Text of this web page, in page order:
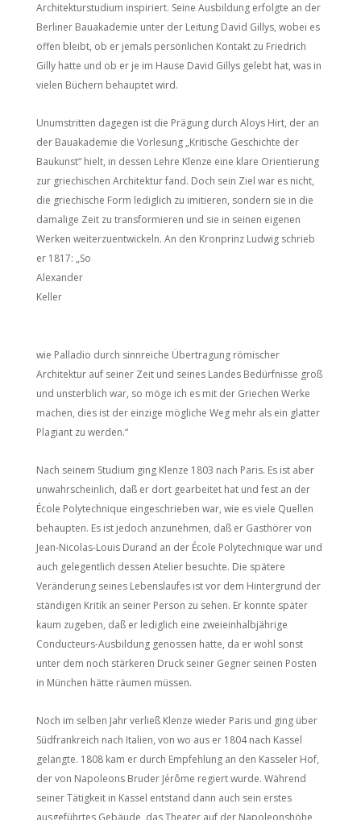
Architekturstudium inspiriert. Seine Ausbildung erfolgte an der
Berliner Bauakademie unter der Leitung David Gillys, wobei es
offen bleibt, ob er jemals persönlichen Kontakt zu Friedrich
Gilly hatte und ob er je im Hause David Gillys gelebt hat, was in
vielen Büchern behauptet wird.
Unumstritten dagegen ist die Prägung durch Aloys Hirt, der an
der Bauakademie die Vorlesung „Kritische Geschichte der
Baukunst“ hielt, in dessen Lehre Klenze eine klare Orientierung
zur griechischen Architektur fand. Doch sein Ziel war es nicht,
die griechische Form lediglich zu imitieren, sondern sie in die
damalige Zeit zu transformieren und sie in seinen eigenen
Werken weiterzuentwickeln. An den Kronprinz Ludwig schrieb
er 1817: „So
Alexander
Keller
wie Palladio durch sinnreiche Übertragung römischer
Architektur auf seiner Zeit und seines Landes Bedürfnisse groß
und unsterblich war, so möge ich es mit der Griechen Werke
machen, dies ist der einzige mögliche Weg mehr als ein glatter
Plagiant zu werden.“
Nach seinem Studium ging Klenze 1803 nach Paris. Es ist aber
unwahrscheinlich, daß er dort gearbeitet hat und fest an der
École Polytechnique eingeschrieben war, wie es viele Quellen
behaupten. Es ist jedoch anzunehmen, daß er Gasthörer von
Jean-Nicolas-Louis Durand an der École Polytechnique war und
auch gelegentlich dessen Atelier besuchte. Die spätere
Veränderung seines Lebenslaufes ist vor dem Hintergrund der
ständigen Kritik an seiner Person zu sehen. Er konnte später
kaum zugeben, daß er lediglich eine zweieinhalbjährige
Conducteurs-Ausbildung genossen hatte, da er wohl sonst
unter dem noch stärkeren Druck seiner Gegner seinen Posten
in München hätte räumen müssen.
Noch im selben Jahr verließ Klenze wieder Paris und ging über
Südfrankreich nach Italien, von wo aus er 1804 nach Kassel
gelangte. 1808 kam er durch Empfehlung an den Kasseler Hof,
der von Napoleons Bruder Jérôme regiert wurde. Während
seiner Tätigkeit in Kassel entstand dann auch sein erstes
ausgeführtes Gebäude, das Theater auf der Napoleonshöhe